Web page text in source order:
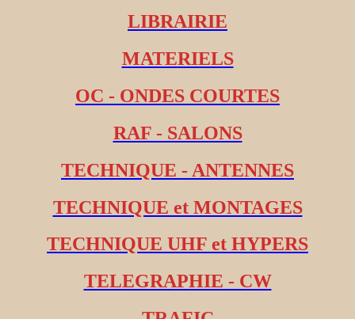
LIBRAIRIE
MATERIELS
OC - ONDES COURTES
RAF - SALONS
TECHNIQUE - ANTENNES
TECHNIQUE et MONTAGES
TECHNIQUE UHF et HYPERS
TELEGRAPHIE - CW